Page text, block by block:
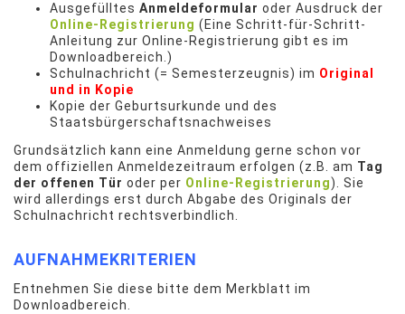
Ausgefülltes Anmeldeformular oder Ausdruck der
Online-Registrierung (Eine Schritt-für-Schritt-
Anleitung zur Online-Registrierung gibt es im
Downloadbereich.)
Schulnachricht (= Semesterzeugnis) im Original
und in Kopie
Kopie der Geburtsurkunde und des
Staatsbürgerschaftsnachweises
Grundsätzlich kann eine Anmeldung gerne schon vor
dem offiziellen Anmeldezeitraum erfolgen (z.B. am Tag
der offenen Tür oder per Online-Registrierung). Sie
wird allerdings erst durch Abgabe des Originals der
Schulnachricht rechtsverbindlich.
AUFNAHMEKRITERIEN
Entnehmen Sie diese bitte dem Merkblatt im
Downloadbereich.